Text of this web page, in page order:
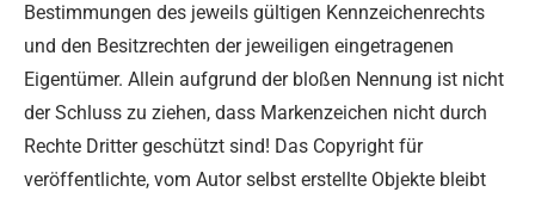
Bestimmungen des jeweils gültigen Kennzeichenrechts
und den Besitzrechten der jeweiligen eingetragenen
Eigentümer. Allein aufgrund der bloßen Nennung ist nicht
der Schluss zu ziehen, dass Markenzeichen nicht durch
Rechte Dritter geschützt sind! Das Copyright für
veröffentlichte, vom Autor selbst erstellte Objekte bleibt